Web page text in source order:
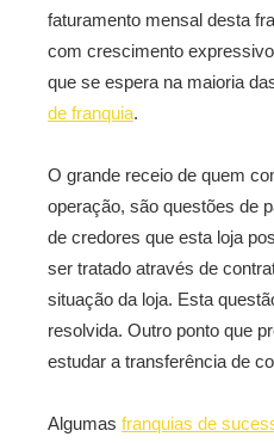
faturamento mensal desta
com crescimento
que se espera na maioria
de franquia.
O grande receio de quem
operação, são questões de
de credores que esta loja
ser tratado através de
situação da loja. Esta
resolvida. Outro ponto que
estudar a transferência de
Algumas franquias de